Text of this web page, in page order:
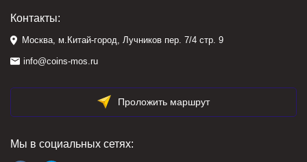
Контакты:
Москва, м.Китай-город, Лучников пер. 7/4 стр. 9
info@coins-mos.ru
Проложить маршрут
Мы в социальных сетях: